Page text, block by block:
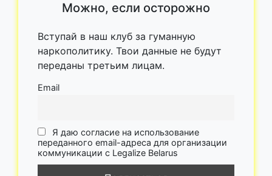
Можно, если осторожно
Вступай в наш клуб за гуманную
наркополитику. Твои данные не будут
переданы третьим лицам.
Email
Я даю согласие на использование
переданного email-адреса для организации
коммуникации с Legalize Belarus